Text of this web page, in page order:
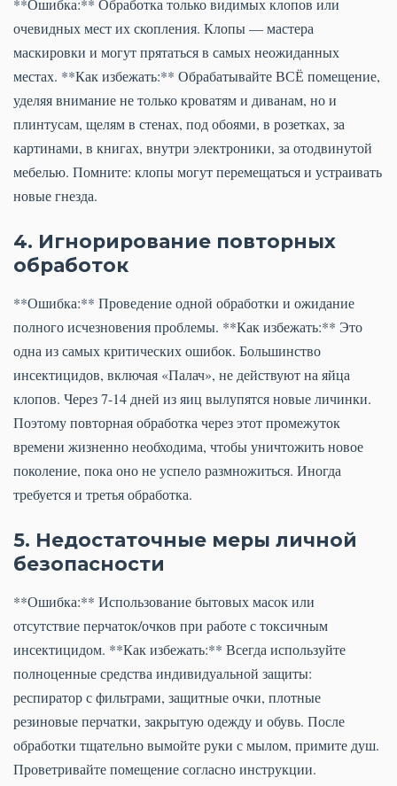
**Ошибка:** Обработка только видимых клопов или
очевидных мест их скопления. Клопы — мастера
маскировки и могут прятаться в самых неожиданных
местах. **Как избежать:** Обрабатывайте ВСЁ помещение,
уделяя внимание не только кроватям и диванам, но и
плинтусам, щелям в стенах, под обоями, в розетках, за
картинами, в книгах, внутри электроники, за отодвинутой
мебелью. Помните: клопы могут перемещаться и устраивать
новые гнезда.
4. Игнорирование повторных
обработок
**Ошибка:** Проведение одной обработки и ожидание
полного исчезновения проблемы. **Как избежать:** Это
одна из самых критических ошибок. Большинство
инсектицидов, включая «Палач», не действуют на яйца
клопов. Через 7-14 дней из яиц вылупятся новые личинки.
Поэтому повторная обработка через этот промежуток
времени жизненно необходима, чтобы уничтожить новое
поколение, пока оно не успело размножиться. Иногда
требуется и третья обработка.
5. Недостаточные меры личной
безопасности
**Ошибка:** Использование бытовых масок или
отсутствие перчаток/очков при работе с токсичным
инсектицидом. **Как избежать:** Всегда используйте
полноценные средства индивидуальной защиты:
респиратор с фильтрами, защитные очки, плотные
резиновые перчатки, закрытую одежду и обувь. После
обработки тщательно вымойте руки с мылом, примите душ.
Проветривайте помещение согласно инструкции.